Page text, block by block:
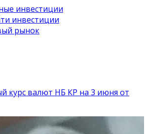
инвестиции
инвестиции
рынок
курс валют НБ КР на 3 июня от